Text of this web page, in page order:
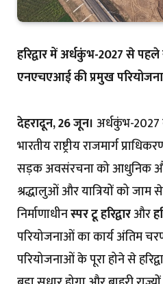
हरिद्वार में अर्धकुंभ-2027 से
एनएचएआई की प्रमुख
देहरादून, 26 जून। अर्धकुंभ-2027
भारतीय राष्ट्रीय राजमार्ग
सड़क अवसंरचना को आधुनिक
श्रद्धालुओं और यात्रियों को जाम
निर्माणाधीनस्पर टू हरिद्वारऔर
परियोजनाओं का कार्य अंतिम
परियोजनाओं के पूरा होने से